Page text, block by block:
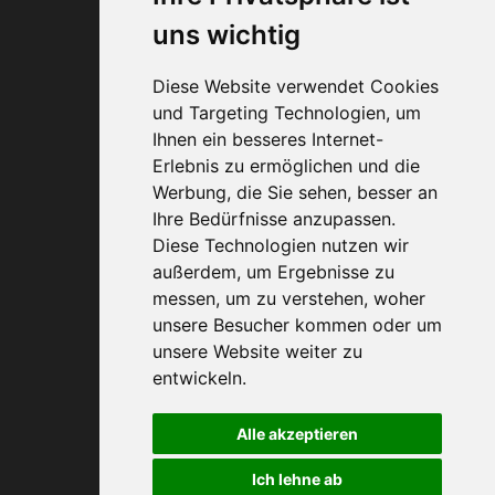
uns wichtig
Diese Website verwendet Cookies
und Targeting Technologien, um
Ihnen ein besseres Internet-
Erlebnis zu ermöglichen und die
Werbung, die Sie sehen, besser an
Ihre Bedürfnisse anzupassen.
Diese Technologien nutzen wir
außerdem, um Ergebnisse zu
messen, um zu verstehen, woher
unsere Besucher kommen oder um
unsere Website weiter zu
entwickeln.
Alle akzeptieren
Ich lehne ab
0800 40 200 33